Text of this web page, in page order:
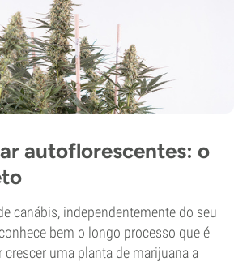
autoflorescentes: o
canábis, independentemente do seu
bem o longo processo que é
crescer uma planta de marijuana a